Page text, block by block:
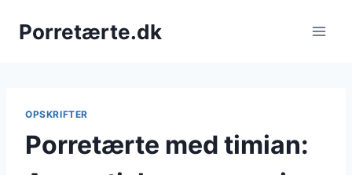
Porretærte.dk
OPSKRIFTER
Porretærte med timian: